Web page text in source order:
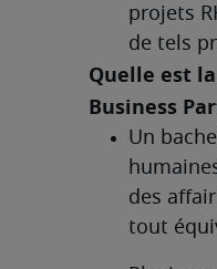
projets
de tels
Quelle est
Un
des
tout